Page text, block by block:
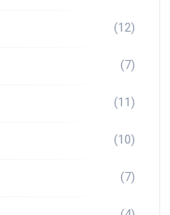
(12)
(7)
(11)
(10)
(7)